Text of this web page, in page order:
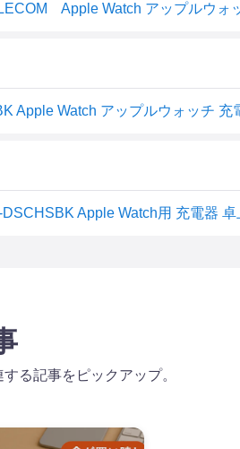
Apple Watch用 充電器
る記事をピックアップ。